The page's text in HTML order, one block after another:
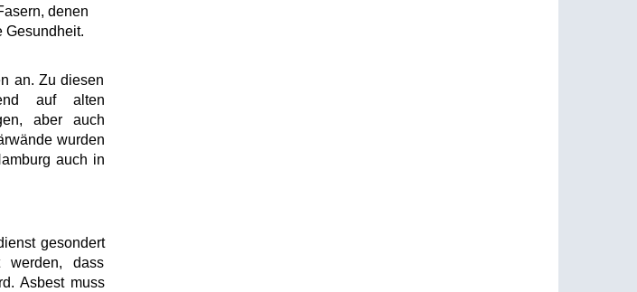
denen
Gesundheit.
an. Zu diesen
auf alten
aber auch
wurden
auch in
gesondert
werden, dass
Asbest muss